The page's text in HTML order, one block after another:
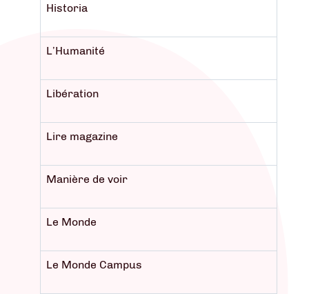
Historia
L’Humanité
Libération
Lire magazine
Manière de voir
Le Monde
Le Monde Campus